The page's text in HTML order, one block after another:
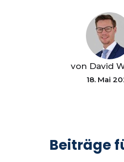
von David
18. Mai
Beiträge